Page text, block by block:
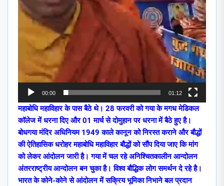
00:00 01:12
महाबोधि महाविहार के पास बैठे थे। 28 फरवरी को गया के मगध मेडिकल
कॉलेज में धरना दिए और 01 मार्च से दोमुहान पर धरना में बैठे हुए है।
बोधगया मंदिर अधिनियम 1949 काले कानून को निरस्त कराने और बौद्धों
की ऐतिहासिक धरोहर महाबोधि महाविहार बौद्धों को सौंप दिया जाए कि मांग
को लेकर आंदोलन जारी है। गया में चल रहे अनिश्चितकालीन आन्दोलन
अंतरराष्ट्रीय आन्दोलन बन चुका है। विश्व बौद्धिक लोग समर्थन दे रहे है।
भारत के कोने-कोने से आंदोलन में सक्रिय भूमिका निभाने बल प्रदान